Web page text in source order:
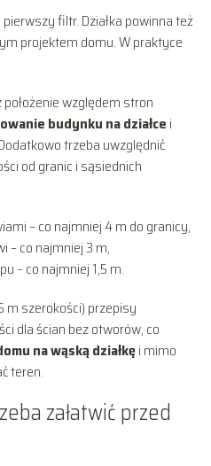
filtr. Działka powinna też
projektem domu. W praktyce
położenie względem stron
budynku na działce i
trzeba uwzględnić
od granic i sąsiednich
– co najmniej 4 m do granicy,
– co najmniej 3 m,
– co najmniej 1,5 m.
m szerokości) przepisy
dla ścian bez otworów, co
na wąską działkęi mimo
teren.
załatwić przed